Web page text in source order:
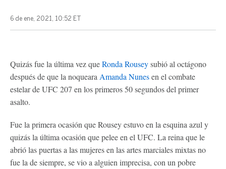
6 de ene, 2021, 10:52 ET
Quizás fue la última vez queRonda Rouseysubió al octágono
después de que la noqueara Amanda Nunesen el combate
estelar de UFC 207 en los primeros 50 segundos del primer
asalto.
Fue la primera ocasión que Rousey estuvo en la esquina azul y
quizás la última ocasión que pelee en el UFC. La reina que le
abrió las puertas a las mujeres en las artes marciales mixtas no
fue la de siempre, se vio a alguien imprecisa, con un pobre